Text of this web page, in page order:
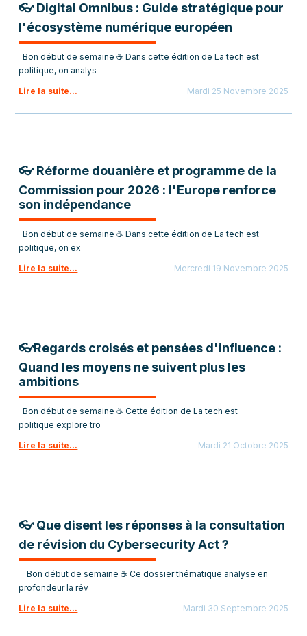
👓 Digital Omnibus : Guide stratégique pour
l'écosystème numérique européen
Bon début de semaine ☕ Dans cette édition de La tech est
politique, on analys
Lire la suite...
Mardi 25 Novembre 2025
👓 Réforme douanière et programme de la
Commission pour 2026 : l'Europe renforce
son indépendance
Bon début de semaine ☕ Dans cette édition de La tech est
politique, on ex
Lire la suite...
Mercredi 19 Novembre 2025
👓Regards croisés et pensées d'influence :
Quand les moyens ne suivent plus les
ambitions
Bon début de semaine ☕ Cette édition de La tech est
politique explore tro
Lire la suite...
Mardi 21 Octobre 2025
👓 Que disent les réponses à la consultation
de révision du Cybersecurity Act ?
Bon début de semaine ☕ Ce dossier thématique analyse en
profondeur la rév
Lire la suite...
Mardi 30 Septembre 2025